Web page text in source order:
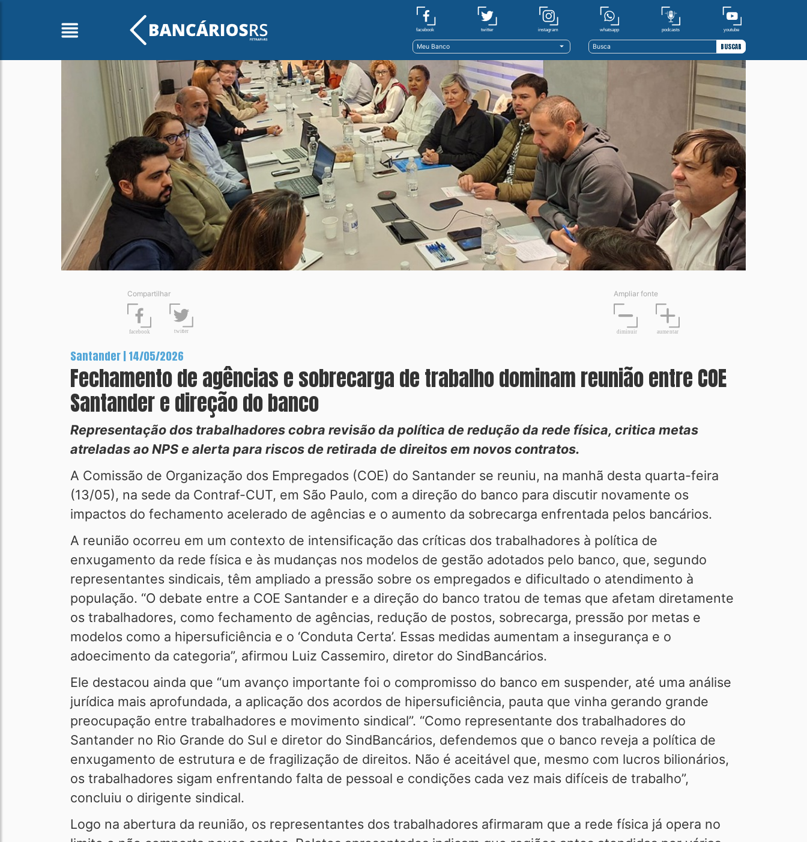
facebook twitter instagram whatsapp podcasts youtube
Meu Banco BUSCAR
Compartilhar
facebook twitter
Ampliar fonte
diminuir aumentar
Santander | 14/05/2026
Fechamento de agências e sobrecarga de trabalho dominam reunião entre COE
Santander e direção do banco
Representação dos trabalhadores cobra revisão da política de redução da rede física, critica metas
atreladas ao NPS e alerta para riscos de retirada de direitos em novos contratos.
A Comissão de Organização dos Empregados (COE) do Santander se reuniu, na manhã desta quarta-feira
(13/05), na sede da Contraf-CUT, em São Paulo, com a direção do banco para discutir novamente os
impactos do fechamento acelerado de agências e o aumento da sobrecarga enfrentada pelos bancários.
A reunião ocorreu em um contexto de intensificação das críticas dos trabalhadores à política de
enxugamento da rede física e às mudanças nos modelos de gestão adotados pelo banco, que, segundo
representantes sindicais, têm ampliado a pressão sobre os empregados e dificultado o atendimento à
população. “O debate entre a COE Santander e a direção do banco tratou de temas que afetam diretamente
os trabalhadores, como fechamento de agências, redução de postos, sobrecarga, pressão por metas e
modelos como a hipersuficiência e o ‘Conduta Certa’. Essas medidas aumentam a insegurança e o
adoecimento da categoria”, afirmou Luiz Cassemiro, diretor do SindBancários.
Ele destacou ainda que “um avanço importante foi o compromisso do banco em suspender, até uma análise
jurídica mais aprofundada, a aplicação dos acordos de hipersuficiência, pauta que vinha gerando grande
preocupação entre trabalhadores e movimento sindical”. “Como representante dos trabalhadores do
Santander no Rio Grande do Sul e diretor do SindBancários, defendemos que o banco reveja a política de
enxugamento de estrutura e de fragilização de direitos. Não é aceitável que, mesmo com lucros bilionários,
os trabalhadores sigam enfrentando falta de pessoal e condições cada vez mais difíceis de trabalho”,
concluiu o dirigente sindical.
Logo na abertura da reunião, os representantes dos trabalhadores afirmaram que a rede física já opera no